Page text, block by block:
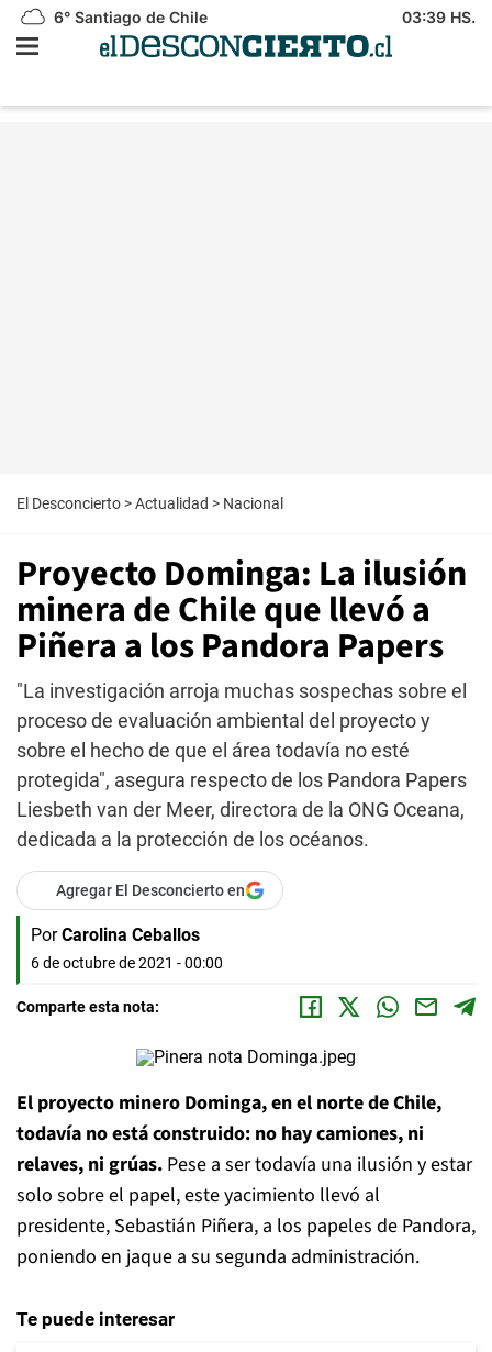
6° Santiago de Chile 03:39 HS.
El Desconcierto >Actualidad > Nacional
Proyecto Dominga: La ilusión
minera de Chile que llevó a
Piñera a los Pandora Papers
"La investigación arroja muchas sospechas sobre el
proceso de evaluación ambiental del proyecto y
sobre el hecho de que el área todavía no esté
protegida", asegura respecto de los Pandora Papers
Liesbeth van der Meer, directora de la ONG Oceana,
dedicada a la protección de los océanos.
Agregar El Desconcierto en
Por Carolina Ceballos
6 de octubre de 2021 - 00:00
Comparte esta nota:
El proyecto minero Dominga, en el norte de Chile,
todavía no está construido: no hay camiones, ni
relaves, ni grúas. Pese a ser todavía una ilusión y estar
solo sobre el papel, este yacimiento llevó al
presidente, Sebastián Piñera, a los papeles de Pandora,
poniendo en jaque a su segunda administración.
Te puede interesar